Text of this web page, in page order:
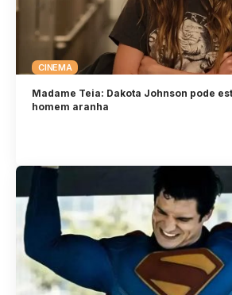
CINEMA
Madame Teia: Dakota Johnson pode
homem aranha